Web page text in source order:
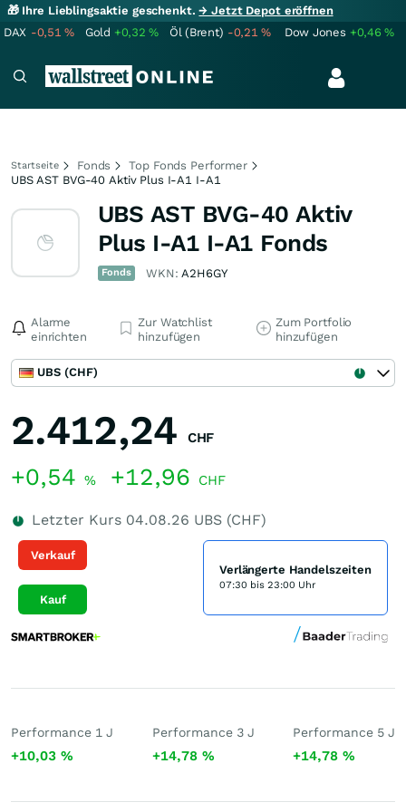
🎁 Ihre Lieblingsaktie geschenkt.→ Jetzt Depot eröffnen
DAX -0,51% Gold +0,32% Öl (Brent) -0,21% Dow Jones +0,46%
Startseite Fonds
Top Fonds Performer
UBS AST BVG-40 Aktiv Plus I-A1 I-A1
UBS AST BVG-40 Aktiv
Plus I-A1 I-A1 Fonds
Fonds WKN:A2H6GY
Alarme
einrichten
Zur Watchlist
hinzufügen
Zum Portfolio
hinzufügen
UBS (CHF)
2.412,24 CHF
+0,54 % +12,96 CHF
Letzter Kurs 04.08.26 UBS (CHF)
Verkauf
Kauf
Verlängerte Handelszeiten
07:30 bis 23:00 Uhr
Performance 1 J
+10,03 %
Performance 3 J
+14,78 %
Performance 5 J
+14,78 %